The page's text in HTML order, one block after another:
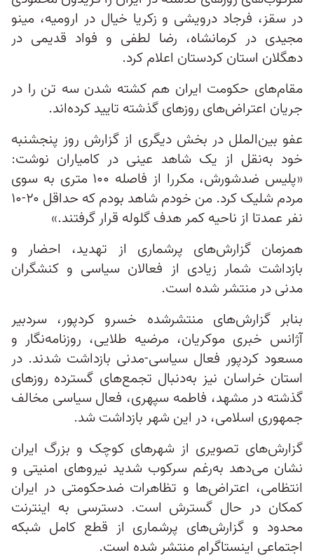
در سقز، فرجاد درویشی و زکریا خیال در ارومیه، مینو
مجیدی در کرمانشاه، رضا لطفی و فواد قدیمی در
دهگلان استان کردستان اعلام کرد.
مقام‌های حکومت ایران هم کشته شدن سه تن را در
جریان اعتراض‌های روزهای گذشته تایید کرده‌اند.
عفو بین‌الملل در بخش دیگری از گزارش روز پنجشنبه
خود به‌نقل از یک شاهد عینی در کامیاران نوشت:
«پلیس ضدشورش، مکررا از فاصله ۱۰۰ متری به سوی
مردم شلیک کرد. من خودم شاهد بودم که حداقل ۲۰-۱۰
نفر عمدتا از ناحیه کمر هدف گلوله قرار گرفتند.»
همزمان گزارش‌های پرشماری از تهدید، احضار و
بازداشت شمار زیادی از فعالان سیاسی و کنشگران
مدنی در منتشر شده است.
بنابر گزارش‌های منتشرشده خسرو کردپور، سردبیر
آژانس خبری موکریان، مرضیه طلایی، روزنامه‌نگار و
مسعود کردپور فعال سیاسی-مدنی بازداشت شدند. در
استان خراسان نیز به‌دنبال تجمع‌های گسترده روزهای
گذشته در مشهد، فاطمه سپهری، فعال سیاسی مخالف
جمهوری اسلامی، در این شهر بازداشت شد.
گزارش‌های تصویری از شهرهای کوچک و بزرگ ایران
نشان می‌دهد به‌رغم سرکوب شدید نیروهای امنیتی و
انتظامی، اعتراض‌ها و تظاهرات ضد‌حکومتی در ایران
کمکان در حال گسترش است. دسترسی به اینترنت
محدود و گزارش‌های پرشماری از قطع کامل شبکه
اجتماعی اینستاگرام منتشر شده است.